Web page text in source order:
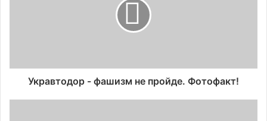
Укравтодор - фашизм не пройде. Фотофакт!